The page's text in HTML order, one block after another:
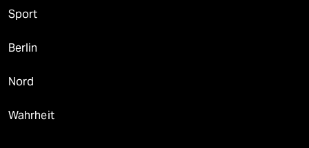
Sport
Berlin
Nord
Wahrheit